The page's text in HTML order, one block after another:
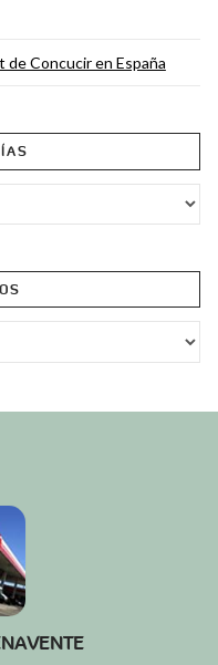
Concucir en España